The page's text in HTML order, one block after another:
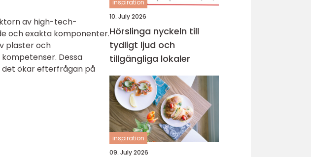
av high-tech-
och exakta komponenter.
plaster och
Dessa
det ökar efterfrågan på
inspiration
10. July 2026
Hörslinga nyckeln till
tydligt ljud och
tillgängliga lokaler
inspiration
09. July 2026